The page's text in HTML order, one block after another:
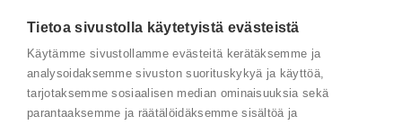
AINEISTOPANKKI
Ota yhteyttä
Tietoa sivustolla käytetyistä evästeistä
Käytämme sivustollamme evästeitä kerätäksemme ja
analysoidaksemme sivuston suorituskykyä ja käyttöä,
tarjotaksemme sosiaalisen median ominaisuuksia sekä
parantaaksemme ja räätälöidäksemme sisältöä ja